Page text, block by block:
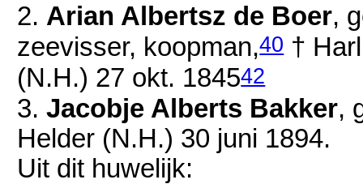
2. Arian Albertsz de Boer,
zeevisser, koopman,40†
(N.H.) 27 okt. 184542
3.Jacobje Alberts Bakker,
Helder (N.H.) 30 juni 1894.
Uit dit huwelijk: